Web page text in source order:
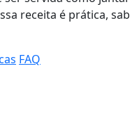
receita é prática,
FAQ